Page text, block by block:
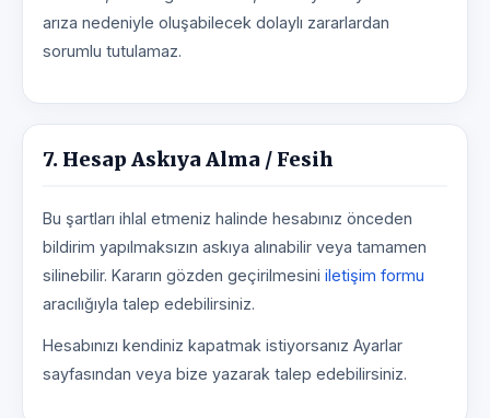
arıza nedeniyle oluşabilecek dolaylı zararlardan
sorumlu tutulamaz.
7. Hesap Askıya Alma / Fesih
Bu şartları ihlal etmeniz halinde hesabınız önceden
bildirim yapılmaksızın askıya alınabilir veya tamamen
silinebilir. Kararın gözden geçirilmesini iletişim formu
aracılığıyla talep edebilirsiniz.
Hesabınızı kendiniz kapatmak istiyorsanız Ayarlar
sayfasından veya bize yazarak talep edebilirsiniz.